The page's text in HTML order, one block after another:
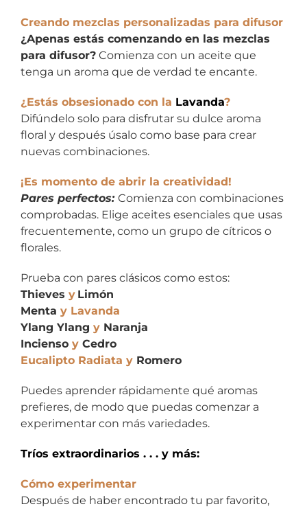
Creando mezclas personalizadas para difusor
¿Apenas estás comenzando en las mezclas
para difusor? Comienza con un aceite que
tenga un aroma que de verdad te encante.
¿Estás obsesionado con la Lavanda?
Difúndelo solo para disfrutar su dulce aroma
floral y después úsalo como base para crear
nuevas combinaciones.
¡Es momento de abrir la creatividad!
Pares perfectos: Comienza con combinaciones
comprobadas. Elige aceites esenciales que usas
frecuentemente, como un grupo de cítricos o
florales.
Prueba con pares clásicos como estos:
Thieves y Limón
Menta y Lavanda
Ylang Ylang y Naranja
Incienso y Cedro
Eucalipto Radiata y Romero
Puedes aprender rápidamente qué aromas
prefieres, de modo que puedas comenzar a
experimentar con más variedades.
Tríos extraordinarios . . . y más:
Cómo experimentar
Después de haber encontrado tu par favorito,